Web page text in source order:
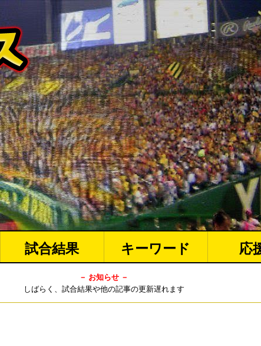
試合結果 キーワード 応
－ お知らせ －
しばらく、試合結果や他の記事の更新遅れます